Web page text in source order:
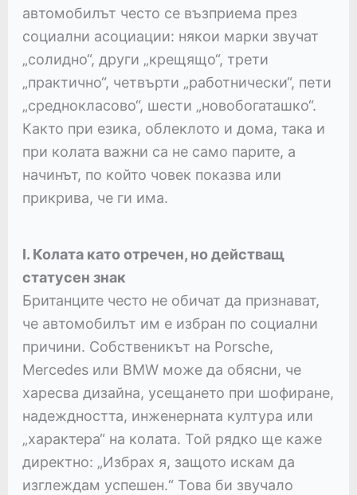
автомобилът често се възприема през
социални асоциации: някои марки звучат
„солидно“, други „крещящо“, трети
„практично“, четвърти „работнически“, пети
„среднокласово“, шести „новобогаташко“.
Както при езика, облеклото и дома, така и
при колата важни са не само парите, а
начинът, по който човек показва или
прикрива, че ги има.
I. Колата като отречен, но действащ
статусен знак
Британците често не обичат да признават,
че автомобилът им е избран по социални
причини. Собственикът на Porsche,
Mercedes или BMW може да обясни, че
харесва дизайна, усещането при шофиране,
надеждността, инженерната култура или
„характера“ на колата. Той рядко ще каже
директно: „Избрах я, защото искам да
изглеждам успешен.“ Това би звучало